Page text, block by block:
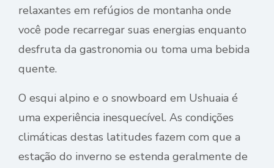
relaxantes em refúgios de montanha onde
você pode recarregar suas energias enquanto
desfruta da gastronomia ou toma uma bebida
quente.
O esqui alpino e o snowboard em Ushuaia é
uma experiência inesquecível. As condições
climáticas destas latitudes fazem com que a
estação do inverno se estenda geralmente de